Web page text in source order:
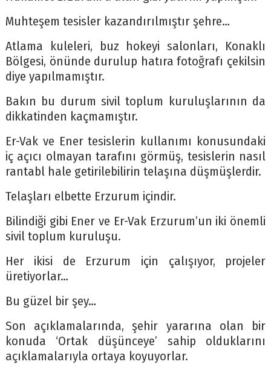
Muhteşem tesisler kazandırılmıştır şehre…
Atlama kuleleri, buz hokeyi salonları, Konaklı
Bölgesi, önünde durulup hatıra fotoğrafı çekilsin
diye yapılmamıştır.
Bakın bu durum sivil toplum kuruluşlarının da
dikkatinden kaçmamıştır.
Er-Vak ve Ener tesislerin kullanımı konusundaki
iç açıcı olmayan tarafını görmüş, tesislerin nasıl
rantabl hale getirilebilirin telaşına düşmüşlerdir.
Telaşları elbette Erzurum içindir.
Bilindiği gibi Ener ve Er-Vak Erzurum’un iki önemli
sivil toplum kuruluşu.
Her ikisi de Erzurum için çalışıyor, projeler
üretiyorlar…
Bu güzel bir şey…
Son açıklamalarında, şehir yararına olan bir
konuda ‘Ortak düşünceye’ sahip olduklarını
açıklamalarıyla ortaya koyuyorlar.